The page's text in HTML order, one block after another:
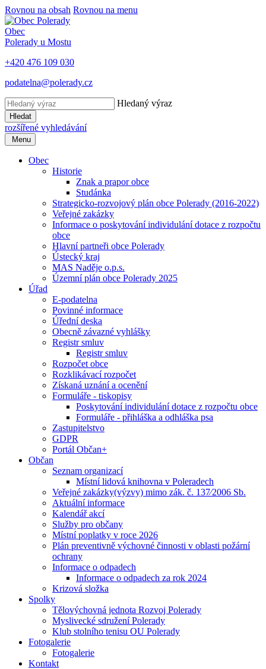
Rovnou na obsah Rovnou na menu
Obec
Polerady u Mostu
+420 476 109 030
podatelna@polerady.cz
Hledaný výraz
Hledat
rozšířené vyhledávání
Menu
Obec
Historie
Znak a prapor obce
Studánka
Strategicko-rozvojový plán obce Polerady (2016-2022)
Veřejné zakázky
Informace o poskytování individulání dotace z rozpočtu
obce
Hlavní partneři obce Polerady
Ústecký kraj
MAS Naděje o.p.s.
Územní plán obce Polerady 2025
Úřad
E-podatelna
Povinné informace
Úřední deska
Obecně závazné vyhlášky
Registr smluv
Registr smluv
Rozpočet obce
Rozklikávací rozpočet
Získaná uznání a ocenění
Formuláře - tiskopisy
Poskytování individulání dotace z rozpočtu obce
Formuláře - přihláška a odhláška psa
Zastupitelstvo
GDPR
Portál Občan+
Občan
Seznam organizací
Místní lidová knihovna v Poleradech
Veřejné zakázky(výzvy) mimo zák. č. 137⁄2006 Sb.
Aktuální informace
Kalendář akcí
Služby pro občany
Místní poplatky v roce 2026
Plán preventivně výchovné činnosti v oblasti požární
ochrany
Informace o odpadech
Informace o odpadech za rok 2024
Krizová složka
Spolky
Tělovýchovná jednota Rozvoj Polerady
Myslivecké sdružení Polerady
Klub stolního tenisu OU Polerady
Fotogalerie
Fotogalerie
Kontakt